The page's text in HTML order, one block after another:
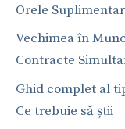
Orele
Vechimea în
Contracte
Ghid complet al
Ce trebuie să știi